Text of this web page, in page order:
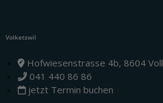
Volketswil
Hofwiesenstrasse 4b, 8604
041 440 86 86
jetzt Termin buchen